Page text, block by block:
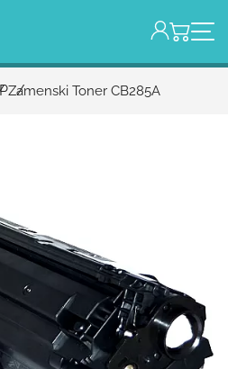
Zamenski Toner CB285A